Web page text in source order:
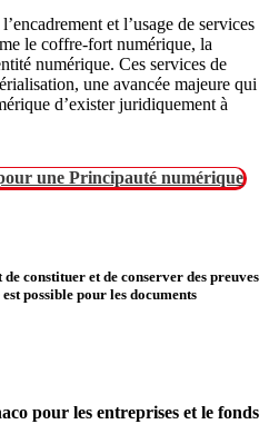
et l’usage de services
le coffre-fort numérique, la
numérique. Ces services de
une avancée majeure qui
d’exister juridiquement à
une Principauté numérique
constituer et de conserver des preuves
possible pour les documents
pour les entreprises et le fonds